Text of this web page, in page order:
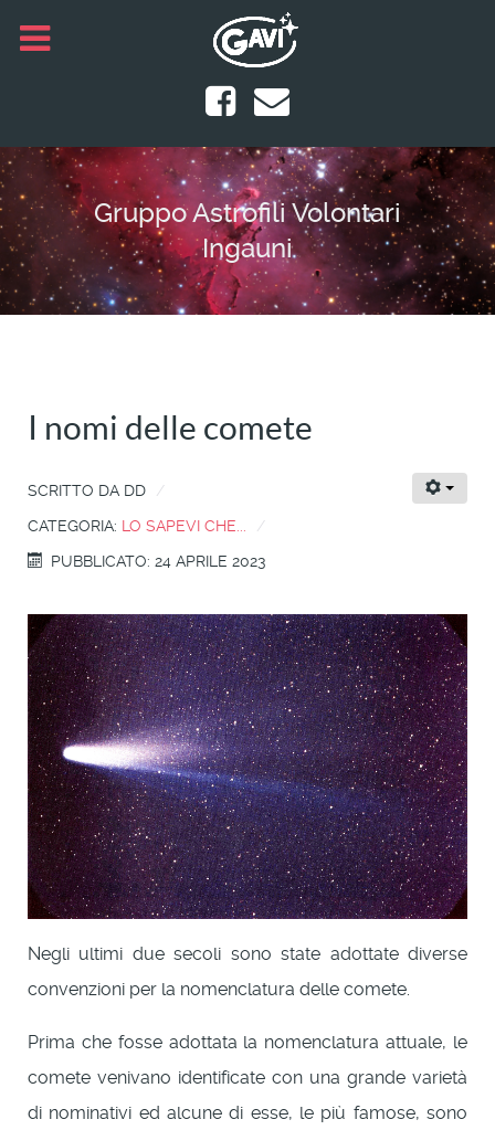
Gruppo Astrofili Volontari
Ingauni
I nomi delle comete
SCRITTO DA DD
CATEGORIA: LO SAPEVI CHE...
PUBBLICATO: 24 APRILE 2023
Negli ultimi due secoli sono state adottate diverse
convenzioni per la nomenclatura delle comete.
Prima che fosse adottata la nomenclatura attuale, le
comete venivano identificate con una grande varietà
di nominativi ed alcune di esse, le più famose, sono